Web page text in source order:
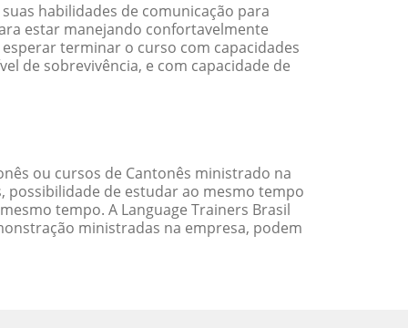
habilidades de comunicação para
estar manejando confortavelmente
terminar o curso com capacidades
de sobrevivência, e com capacidade de
ou cursos de Cantonês ministrado na
possibilidade de estudar ao mesmo tempo
tempo. A Language Trainers Brasil
ministradas na empresa, podem